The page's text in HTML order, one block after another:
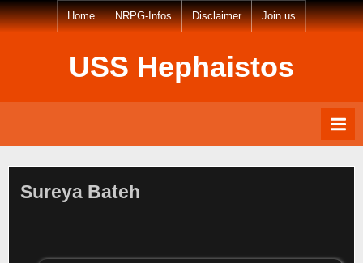
Skip
to
Home NRPG-Infos Disclaimer Join us
USS Hephaistos
Sureya Bateh